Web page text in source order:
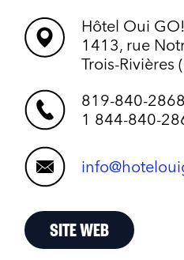
Hôtel Oui GO!
1413, rue
Trois-Rivières
819-840-2868
1 844-840-
SITE WEB